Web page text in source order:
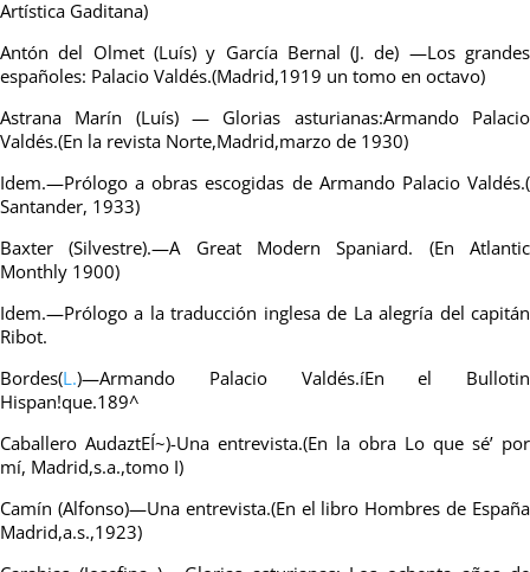
Artística Gaditana)
Antón del Olmet (Luís) y García Bernal (J. de) —Los grandes
españoles: Palacio Valdés.(Madrid,1919 un tomo en octavo)
Astrana Marín (Luís) — Glorias asturianas:Armando Palacio
Valdés.(En la revista Norte,Madrid,marzo de 1930)
Idem.—Prólogo a obras escogidas de Armando Palacio Valdés.(
Santander, 1933)
Baxter (Silvestre).—A Great Modern Spaniard. (En Atlantic
Monthly 1900)
Idem.—Prólogo a la traducción inglesa de La alegría del capitán
Ribot.
Bordes(L.)—Armando Palacio Valdés.íEn el Bullotin
Hispan!que.189^
Caballero AudaztEÍ~)-Una entrevista.(En la obra Lo que sé’ por
mí, Madrid,s.a.,tomo I)
Camín (Alfonso)—Una entrevista.(En el libro Hombres de España
Madrid,a.s.,1923)